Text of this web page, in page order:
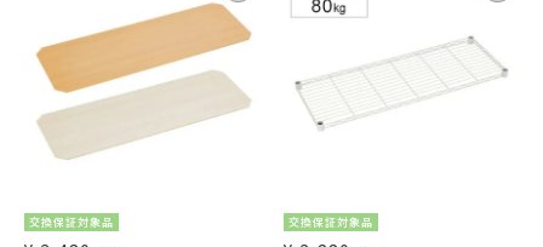
交換保証対象品 交換保証対象品